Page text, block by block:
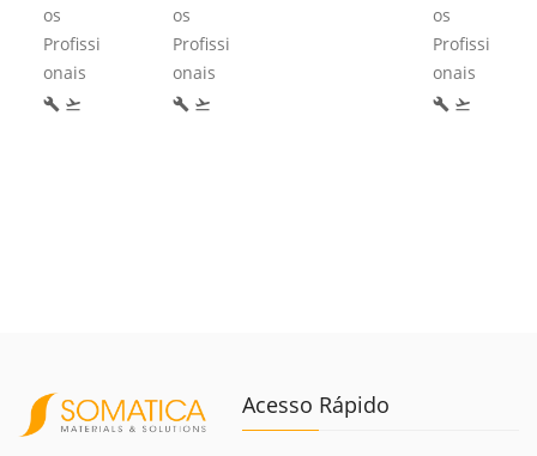
os
Profissi
onais
build flight_takeoff
os
Profissi
onais
build flight_takeoff
os
Profissi
onais
build flight_takeoff
Acesso Rápido